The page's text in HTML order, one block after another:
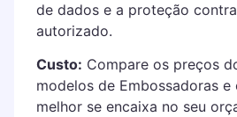
de dados e a proteção
autorizado.
Custo: Compare os preços
modelos de Embossadoras e
melhor se encaixa no seu